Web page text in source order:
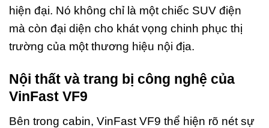
hiện đại. Nó không chỉ là một chiếc SUV điện
mà còn đại diện cho khát vọng chinh phục thị
trường của một thương hiệu nội địa.
Nội thất và trang bị công nghệ của
VinFast VF9
Bên trong cabin, VinFast VF9 thể hiện rõ nét sự